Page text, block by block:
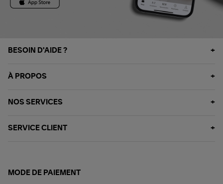
BESOIN D'AIDE ?
À PROPOS
NOS SERVICES
SERVICE CLIENT
MODE DE PAIEMENT